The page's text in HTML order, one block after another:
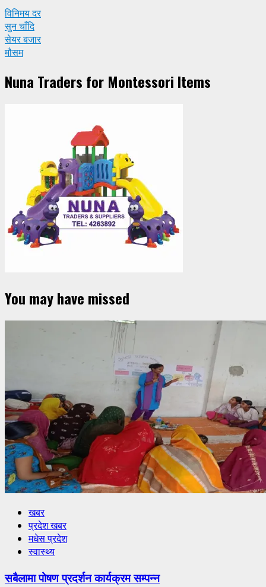
विनिमय दर
सुन चाँदि
सेयर बजार
मौसम
Nuna Traders for Montessori Items
You may have missed
खबर
प्रदेश खबर
मधेस प्रदेश
स्वास्थ्य
सबैलामा पोषण प्रदर्शन कार्यक्रम सम्पन्न